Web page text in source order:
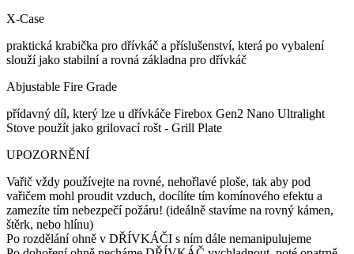
X-Case
praktická krabička pro dřívkáč a příslušenství, která po vybalení
slouží jako stabilní a rovná základna pro dřívkáč
Abjustable Fire Grade
přídavný díl, který lze u dřívkáče Firebox Gen2 Nano Ultralight
Stove použít jako grilovací rošt - Grill Plate
UPOZORNĚNÍ
Vařič vždy používejte na rovné, nehořlavé ploše, tak aby pod
vařičem mohl proudit vzduch, docílíte tím komínového efektu a
zamezíte tím nebezpečí požáru! (ideálně stavíme na rovný kámen,
štěrk, nebo hlínu)
Po rozdělání ohně v DŘÍVKÁČI s ním dále nemanipulujeme